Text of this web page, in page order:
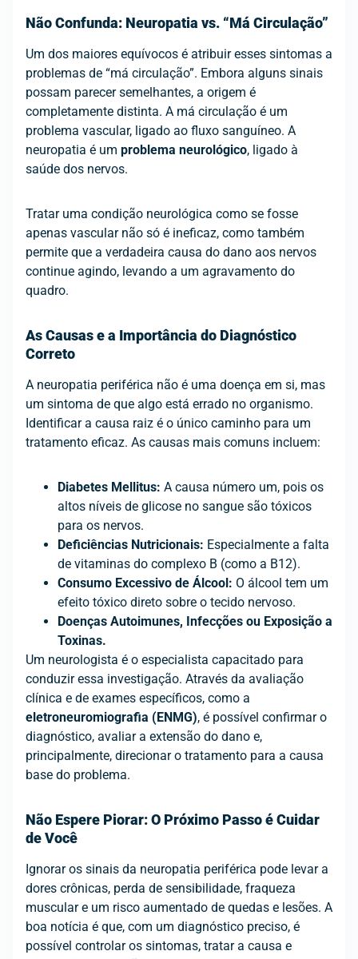
Não Confunda: Neuropatia vs. “Má Circulação”
Um dos maiores equívocos é atribuir esses sintomas a
problemas de “má circulação”. Embora alguns sinais
possam parecer semelhantes, a origem é
completamente distinta. A má circulação é um
problema vascular, ligado ao fluxo sanguíneo. A
neuropatia é um problema neurológico, ligado à
saúde dos nervos.
Tratar uma condição neurológica como se fosse
apenas vascular não só é ineficaz, como também
permite que a verdadeira causa do dano aos nervos
continue agindo, levando a um agravamento do
quadro.
As Causas e a Importância do Diagnóstico
Correto
A neuropatia periférica não é uma doença em si, mas
um sintoma de que algo está errado no organismo.
Identificar a causa raiz é o único caminho para um
tratamento eficaz. As causas mais comuns incluem:
Diabetes Mellitus: A causa número um, pois os
altos níveis de glicose no sangue são tóxicos
para os nervos.
Deficiências Nutricionais: Especialmente a falta
de vitaminas do complexo B (como a B12).
Consumo Excessivo de Álcool: O álcool tem um
efeito tóxico direto sobre o tecido nervoso.
Doenças Autoimunes, Infecções ou Exposição a
Toxinas.
Um neurologista é o especialista capacitado para
conduzir essa investigação. Através da avaliação
clínica e de exames específicos, como a
eletroneuromiografia (ENMG), é possível confirmar o
diagnóstico, avaliar a extensão do dano e,
principalmente, direcionar o tratamento para a causa
base do problema.
Não Espere Piorar: O Próximo Passo é Cuidar
de Você
Ignorar os sinais da neuropatia periférica pode levar a
dores crônicas, perda de sensibilidade, fraqueza
muscular e um risco aumentado de quedas e lesões. A
boa notícia é que, com um diagnóstico preciso, é
possível controlar os sintomas, tratar a causa e